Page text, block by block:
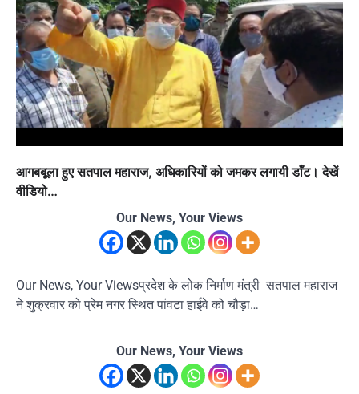
आगबबूला हुए सतपाल महाराज, अधिकारियों को जमकर लगायी डाँट। देखें
वीडियो…
Our News, Your Views
Our News, Your Viewsप्रदेश के लोक निर्माण मंत्री सतपाल महाराज
ने शुक्रवार को प्रेम नगर स्थित पांवटा हाईवे को चौड़ा…
Our News, Your Views